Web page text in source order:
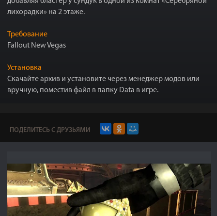
лихорадки» на 2 этаже.
Требование
Fallout New Vegas
Установка
Скачайте архив и установите через менеджер модов или
вручную, поместив файл в папку Data в игре.
ПОДЕЛИТЕСЬ С ДРУЗЬЯМИ